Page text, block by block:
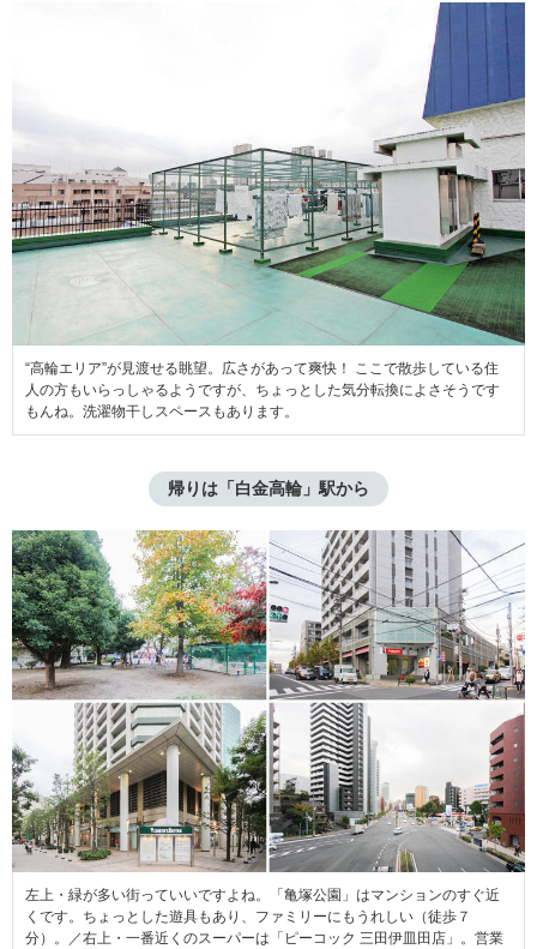
“高輪エリア”が見渡せる眺望。広さがあって爽快！ ここで散歩している住
人の方もいらっしゃるようですが、ちょっとした気分転換によさそうです
もんね。洗濯物干しスペースもあります。
帰りは「白金高輪」駅から
左上・緑が多い街っていいですよね。「亀塚公園」はマンションのすぐ近
くです。ちょっとした遊具もあり、ファミリーにもうれしい（徒歩７
分）。／右上・一番近くのスーパーは「ピーコック 三田伊皿田店」。営業